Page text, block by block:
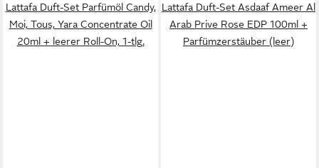
Lattafa Duft-Set Parfümöl Candy,
Moi, Tous, Yara Concentrate Oil
20ml + leerer Roll-On, 1-tlg.
Lattafa Duft-Set Asdaaf Ameer Al
Arab Prive Rose EDP 100ml +
Parfümzerstäuber (leer)